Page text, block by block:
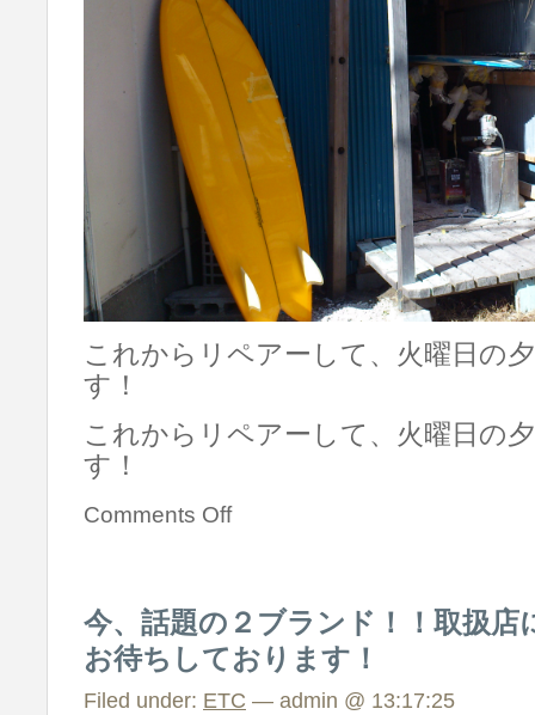
これからリペアーして、火曜日の
す！
これからリペアーして、火曜日の
す！
Comments Off
今、話題の２ブランド！！取扱
お待ちしております！
Filed under: ETC — admin @ 13:17:25